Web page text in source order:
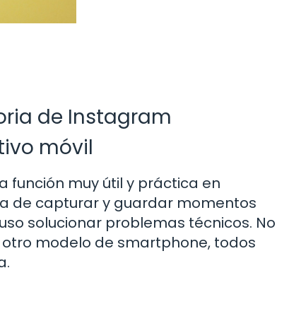
de Instagram
móvil
función muy útil y práctica en
de capturar y guardar momentos
solucionar problemas técnicos. No
otro modelo de smartphone, todos